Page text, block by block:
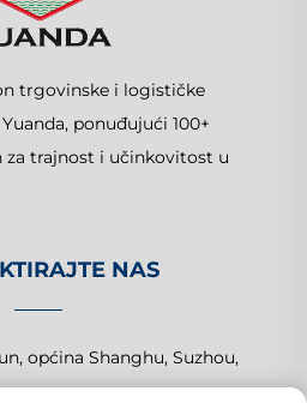
trgovinske i logističke
ponuđujući 100+
za trajnost i učinkovitost u
NAS
općina Shanghu, Suzhou,